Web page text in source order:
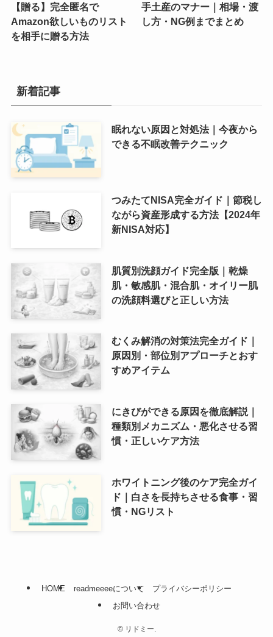
【贈る】完全匿名で
Amazon欲しいものリスト
を相手に贈る方法
手土産のマナー｜相場・渡
し方・NG例までまとめ
新着記事
眠れない原因と対処法｜今夜から
できる不眠改善テクニック
つみたてNISA完全ガイド｜節税し
ながら資産形成する方法【2024年
新NISA対応】
肌質別洗顔ガイド完全版｜乾燥
肌・敏感肌・混合肌・オイリー肌
の洗顔料選びと正しい方法
むくみ解消の対策法完全ガイド｜
原因別・部位別アプローチとおす
すめアイテム
にきびができる原因を徹底解説｜
種類別メカニズム・悪化させる習
慣・正しいケア方法
ホワイトニング後のケア完全ガイ
ド｜白さを長持ちさせる食事・習
慣・NGリスト
HOME readmeeeeについて
プライバシーポリシー
お問い合わせ
©リドミー.